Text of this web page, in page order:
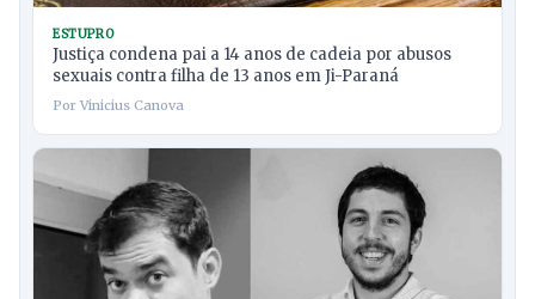
ESTUPRO
Justiça condena pai a 14 anos de cadeia por abusos
sexuais contra filha de 13 anos em Ji-Paraná
Por Vinicius Canova